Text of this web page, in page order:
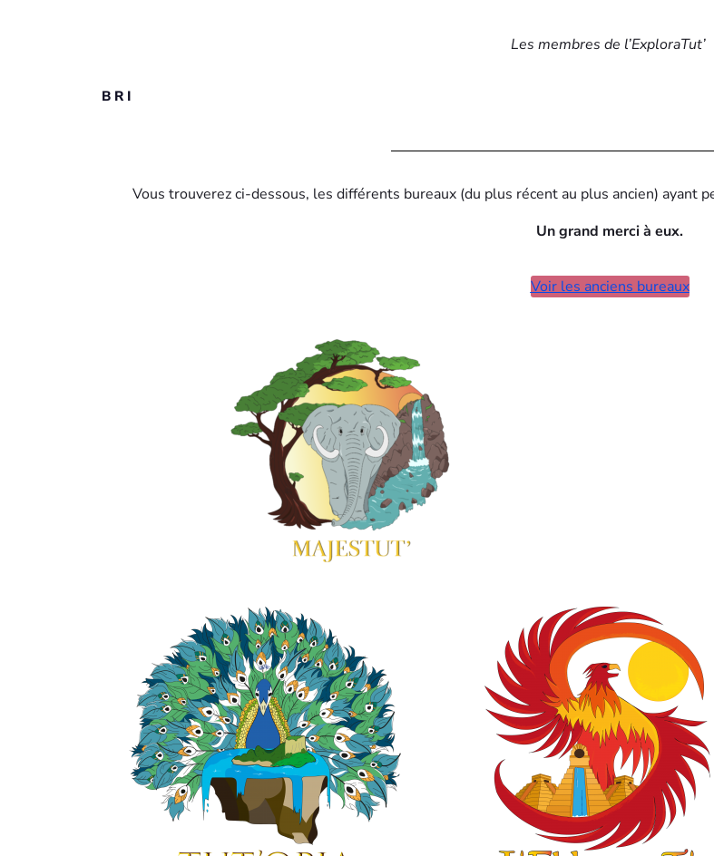
Les membres de l’ExploraTut’
BRI
Vous trouverez ci-dessous, les différents bureaux (du plus récent au plus ancien) ayant
Un grand merci à eux.
Voir les anciens bureaux